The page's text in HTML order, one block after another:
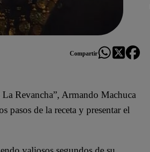
Compartir
Revancha”, Armando Machuca
pasos de la receta y presentar el